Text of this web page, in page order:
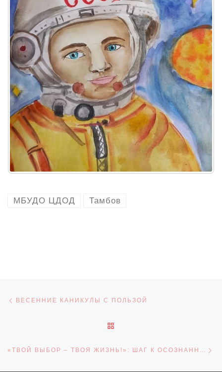
МБУДО ЦДОД Тамбов
Навигация по записям
ВЕСЕННИЕ КАНИКУЛЫ С ПОЛЬЗОЙ
«ТВОЙ ВЫБОР – ТВОЯ ЖИЗНЬ!»: ШАГ К ОСОЗНАННОМУ БУДУЩЕМУ БЕЗ НАРКОТИКОВ.